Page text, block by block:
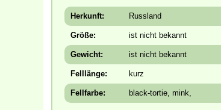
Herkunft: Russland
Größe: ist nicht bekannt
Gewicht: ist nicht bekannt
Felllänge: kurz
Fellfarbe: black-tortie, mink,